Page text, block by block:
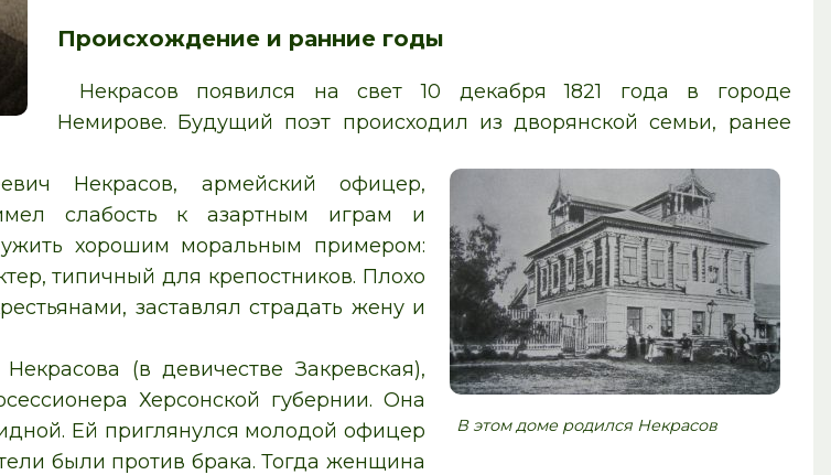
Происхождение и ранние годы
Некрасов появился на свет 10 декабря 1821 года в городе
Немирове. Будущий поэт происходил из дворянской семьи, ранее
В этом доме родился Некрасов
Некрасов, армейский офицер,
слабость к азартным играм и
хорошим моральным примером:
типичный для крепостников. Плохо
заставлял страдать жену и
(в девичестве Закревская),
Херсонской губернии. Она
Ей приглянулся молодой офицер
были против брака. Тогда женщина